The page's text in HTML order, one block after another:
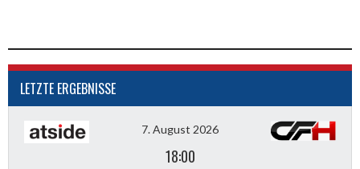
LETZTE ERGEBNISSE
7. August 2026
18:00